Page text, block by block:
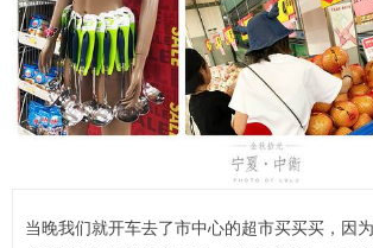
当晚我们就开车去了市中心的超市买买买，因